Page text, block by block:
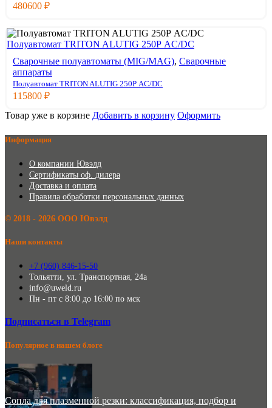
480600 ₽
Полуавтомат TRITON ALUTIG 250Р AC/DC
Сварочные полуавтоматы (MIG/MAG), Сварочные
аппараты
Полуавтомат TRITON ALUTIG 250Р AC/DC
115800 ₽
Товар уже в корзине Добавить в корзину Оформить
Информация
О компании Ювэлд
Сертификаты оф. дилера
Доставка и оплата
Правила обработки персональных данных
©️ 2018 - 2026 ООО Ювэлд
Наши контакты
+7 (960) 846-15-50
Тольятти, ул. Транспортная, 24а
info@uweld.ru
Пн - пт с 8:00 до 16:00 по мск
Подписаться в Telegram
Популярное в нашем блоге
Сопла для плазменной резки: классификация, подбор и